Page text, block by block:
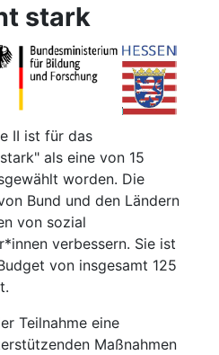
stark
II ist für das
als eine von 15
worden. Die
Bund und den Ländern
von sozial
verbessern. Sie ist
von insgesamt 125
Teilnahme eine
Maßnahmen